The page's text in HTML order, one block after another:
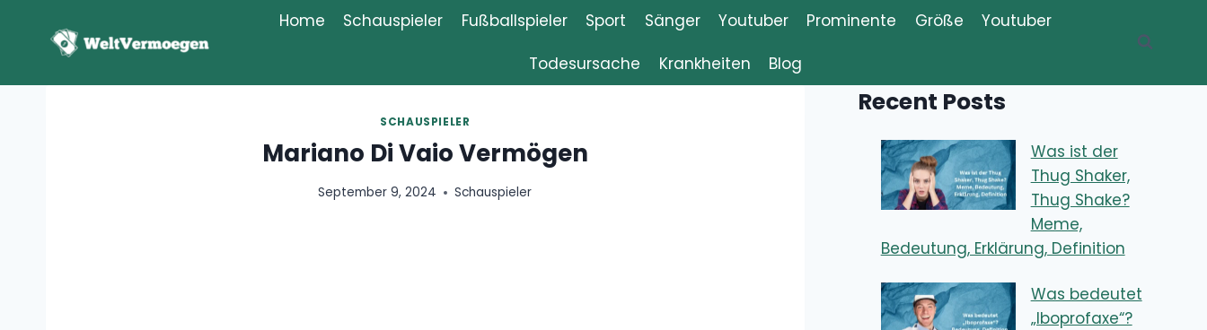
springen
Home Schauspieler Fußballspieler Sport Sänger Youtuber Prominente Größe
Youtuber
Todesursache
Krankheiten Blog
SCHAUSPIELER
Mariano Di Vaio Vermögen
September 9, 2024 Schauspieler
Recent Posts
Was ist der
Thug Shaker,
Thug Shake?
Meme,
Bedeutung, Erklärung, Definition
Was bedeutet
„Iboprofaxe“?